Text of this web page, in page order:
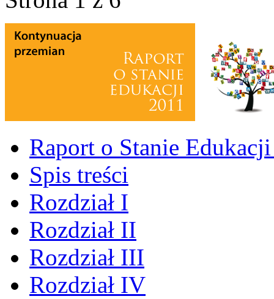
Raport o Stanie
Spis treści
Rozdział I
Rozdział II
Rozdział III
Rozdział IV